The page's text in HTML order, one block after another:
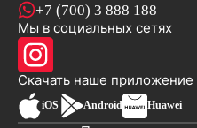
+7 (700) 3 888 188
Мы в социальных сетях
Скачать наше приложение
iOS Android Huawei